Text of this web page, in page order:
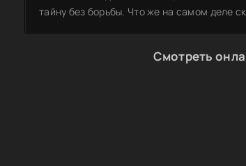
тайну без борьбы. Что же на самом деле
Смотреть